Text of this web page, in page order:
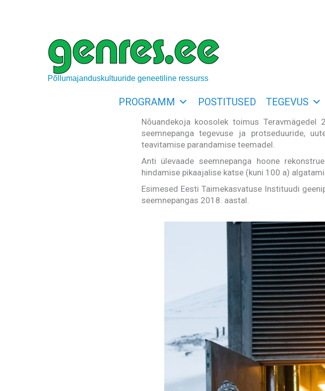
Põllumajanduskultuuride geneetiline ressurss
PROGRAMM POSTITUSED TEGEVUS
Nõuandekoja koosolek toimus
seemnepanga tegevuse ja protseduuride,
teavitamise parandamise teemadel.
Anti ülevaade seemnepanga hoone
hindamise pikaajalise katse (kuni 100 a)
Esimesed Eesti Taimekasvatuse Instituudi
seemnepangas 2018. aastal.